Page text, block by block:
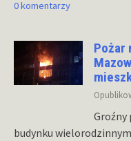
0 komentarzy
Pożar
Groźny
budynku